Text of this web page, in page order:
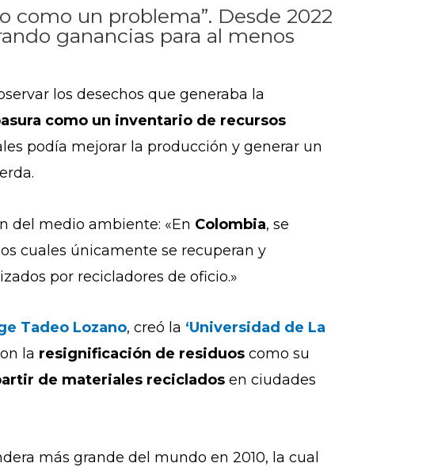
como un problema”. Desde 2022
ganancias para al menos
los desechos que generaba la
como un inventario de recursos
podía mejorar la producción y generar un
del medio ambiente: «En Colombia, se
cuales únicamente se recuperan y
por recicladores de oficio.»
Tadeo Lozano, creó la ‘Universidad de La
la resignificación de residuos como su
de materiales reciclados en ciudades
más grande del mundo en 2010, la cual